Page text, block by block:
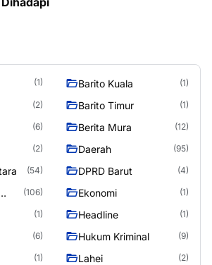
(1) Barito Kuala (1)
(2) Barito Timur (1)
(6) Berita Mura (12)
(2) Daerah (95)
(54) DPRD Barut (4)
(106) Ekonomi (1)
(1) Headline (1)
(6) Hukum Kriminal (9)
(1) Lahei (2)